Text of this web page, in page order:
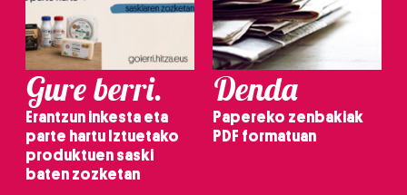
Gure berri.
Erantzun inkesta eta
parte hartu Iztuetako
produktuen saski
baten zozketan
Denda
Papereko zenbakiak
PDF formatuan